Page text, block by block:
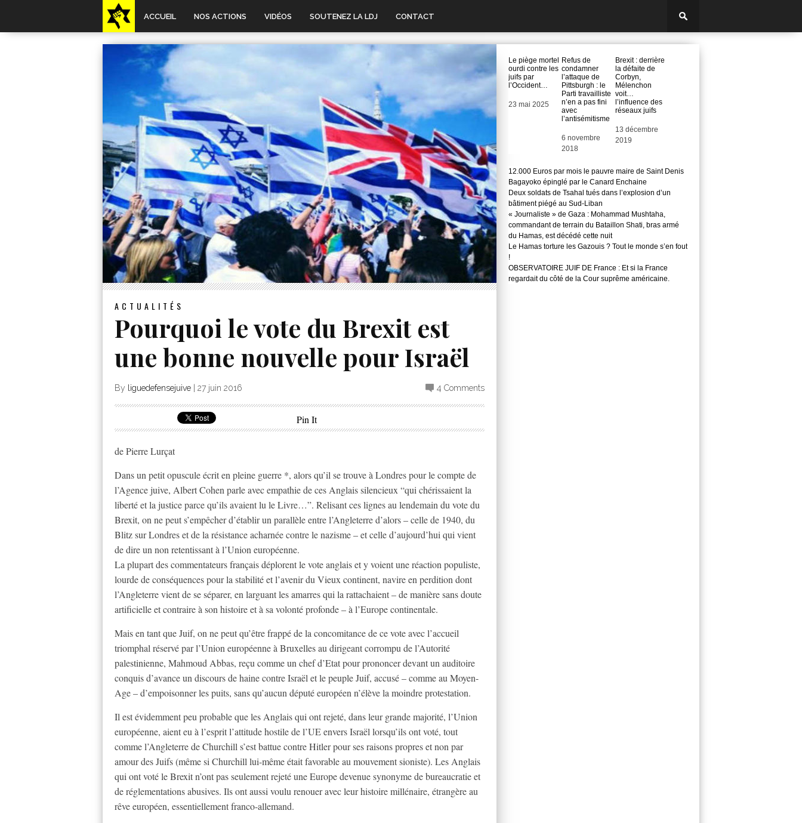
ACCUEIL NOS ACTIONS VIDÉOS SOUTENEZ LA LDJ CONTACT
ACTUALITÉS
Pourquoi le vote du Brexit est
une bonne nouvelle pour Israël
By liguedefensejuive 27 juin 2016 4 Comments
Pin It
de Pierre Lurçat
Dans un petit opuscule écrit en pleine guerre *, alors qu’il se trouve à Londres pour le compte de
l’Agence juive, Albert Cohen parle avec empathie de ces Anglais silencieux “qui chérissaient la
liberté et la justice parce qu’ils avaient lu le Livre…”. Relisant ces lignes au lendemain du vote du
Brexit, on ne peut s’empêcher d’établir un parallèle entre l’Angleterre d’alors – celle de 1940, du
Blitz sur Londres et de la résistance acharnée contre le nazisme – et celle d’aujourd’hui qui vient
de dire un non retentissant à l’Union européenne.
La plupart des commentateurs français déplorent le vote anglais et y voient une réaction populiste,
lourde de conséquences pour la stabilité et l’avenir du Vieux continent, navire en perdition dont
l’Angleterre vient de se séparer, en larguant les amarres qui la rattachaient – de manière sans doute
artificielle et contraire à son histoire et à sa volonté profonde – à l’Europe continentale.
Mais en tant que Juif, on ne peut qu’être frappé de la concomitance de ce vote avec l’accueil
triomphal réservé par l’Union européenne à Bruxelles au dirigeant corrompu de l’Autorité
palestinienne, Mahmoud Abbas, reçu comme un chef d’Etat pour prononcer devant un auditoire
conquis d’avance un discours de haine contre Israël et le peuple Juif, accusé – comme au Moyen-
Age – d’empoisonner les puits, sans qu’aucun député européen n’élève la moindre protestation.
Il est évidemment peu probable que les Anglais qui ont rejeté, dans leur grande majorité, l’Union
européenne, aient eu à l’esprit l’attitude hostile de l’UE envers Israël lorsqu’ils ont voté, tout
comme l’Angleterre de Churchill s’est battue contre Hitler pour ses raisons propres et non par
amour des Juifs (même si Churchill lui-même était favorable au mouvement sioniste). Les Anglais
qui ont voté le Brexit n’ont pas seulement rejeté une Europe devenue synonyme de bureaucratie et
de réglementations abusives. Ils ont aussi voulu renouer avec leur histoire millénaire, étrangère au
rêve européen, essentiellement franco-allemand.
Le piège mortel
ourdi contre les
juifs par
l’Occident…
Date
23 mai 2025
Refus de
condamner
l’attaque de
Pittsburgh : le
Parti travailliste
n’en a pas fini
avec
l’antisémitisme
Date
6 novembre
2018
Brexit : derrière
la défaite de
Corbyn,
Mélenchon
voit…
l’influence des
réseaux juifs
Date
13 décembre
2019
12.000 Euros par mois le pauvre maire de Saint Denis
Bagayoko épinglé par le Canard Enchaine
Deux soldats de Tsahal tués dans l’explosion d’un
bâtiment piégé au Sud-Liban
« Journaliste » de Gaza : Mohammad Mushtaha,
commandant de terrain du Bataillon Shati, bras armé
du Hamas, est décédé cette nuit
Le Hamas torture les Gazouis ? Tout le monde s’en fout
!
OBSERVATOIRE JUIF DE France : Et si la France
regardait du côté de la Cour suprême américaine.